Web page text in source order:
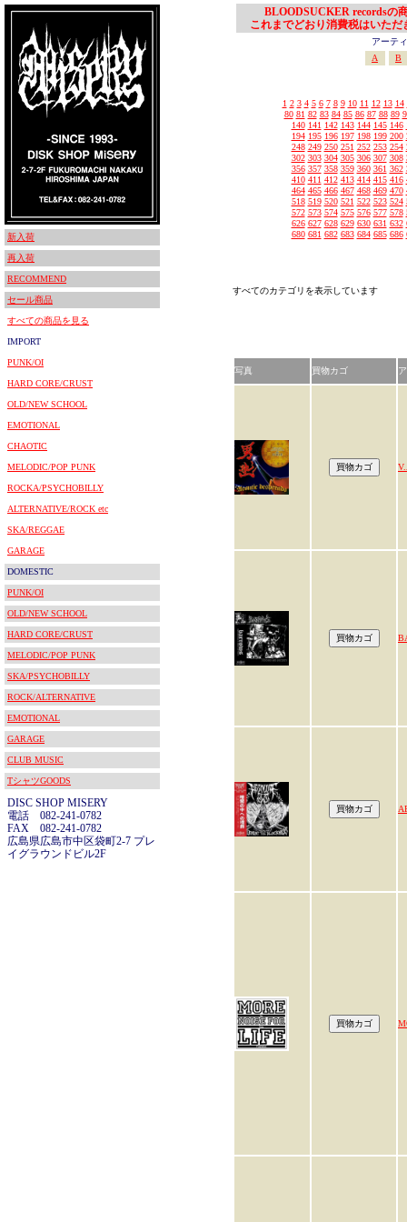
新入荷
再入荷
RECOMMEND
セール商品
すべての商品を見る
IMPORT
PUNK/OI
HARD CORE/CRUST
OLD/NEW SCHOOL
EMOTIONAL
CHAOTIC
MELODIC/POP PUNK
ROCKA/PSYCHOBILLY
ALTERNATIVE/ROCK etc
SKA/REGGAE
GARAGE
DOMESTIC
PUNK/OI
OLD/NEW SCHOOL
HARD CORE/CRUST
MELODIC/POP PUNK
SKA/PSYCHOBILLY
ROCK/ALTERNATIVE
EMOTIONAL
GARAGE
CLUB MUSIC
TシャツGOODS
DISC SHOP MISERY
電話 082-241-0782
FAX 082-241-0782
広島県広島市中区袋町2-7 プレ
イグラウンドビル2F
BLOODSUCKER recordsの
これまでどおり消費税はいただ
アーテ
A
B
1 2 3 4 5 6 7 8 9 10 11 12 13 14
80 81 82 83 84 85 86 87 88 89
140 141 142 143 144 145 146
194 195 196 197 198 199 200
248 249 250 251 252 253 254
302 303 304 305 306 307 308
356 357 358 359 360 361 362
410 411 412 413 414 415 416
464 465 466 467 468 469 470
518 519 520 521 522 523 524
572 573 574 575 576 577 578
626 627 628 629 630 631 632
680 681 682 683 684 685 686
すべてのカテゴリを表示しています
写真 買物カゴ